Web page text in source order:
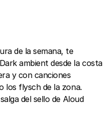
de la semana, te
ambient desde la costa
y con canciones
los flysch de la zona.
del sello de Aloud